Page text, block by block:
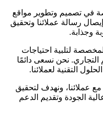
تصميم وتطوير مواقع
رسالة عملائنا وتحقيق
وجذابة.
لتلبية احتياجات
نحن نسعى دائمًا
التقنية لعملائنا.
عملائنا، ونهدف لتحقيق
الجودة وتقديم الدعم